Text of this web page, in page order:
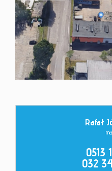
Rafał
0513
032